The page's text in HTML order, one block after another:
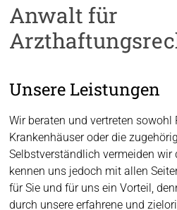
Anwalt für
Unsere Leistungen
Wir beraten und vertreten sowohl
Krankenhäuser oder die
Selbstverständlich vermeiden wir
kennen uns jedoch mit allen
für Sie und für uns ein Vorteil,
durch unsere erfahrene und